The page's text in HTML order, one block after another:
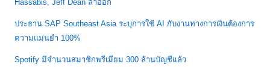
Hassabis, Jeff Dean ลาออก
ประธาน SAP Southeast Asia ระบุการใช้ AI กับงานทางการเงินต้องการ
ความแม่นยำ 100%
Spotify มีจำนวนสมาชิกพรีเมียม 300 ล้านบัญชีแล้ว